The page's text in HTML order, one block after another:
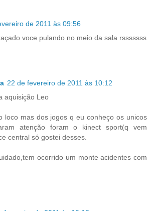
de 2011 às 09:56
voce pulando no meio da sala rsssssss
22 de fevereiro de 2011 às 10:12
aquisição Leo
loco mas dos jogos q eu conheço os unicos
atenção foram o kinect sport(q vem
central só gostei desses.
ocorrido um monte acidentes com